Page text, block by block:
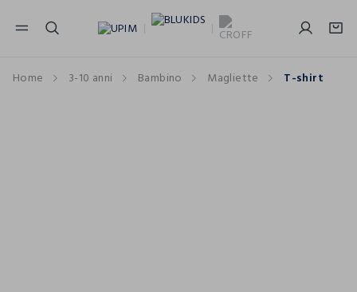
NAVIGATION.ARIA.GOTOMAINCONTENT
Home 3-10 anni Bambino Magliette T-shirt